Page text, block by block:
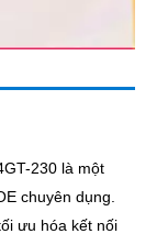
230 là một
chuyên dụng.
ưu hóa kết nối